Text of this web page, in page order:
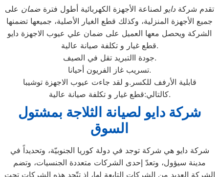
تقدم شركة دايو لصناعة الأجهزة الكهربائية أطول فترة ضمان على
جميع الأجهزة المنزلية، وكذلك قطع الغيار الأصلية، جميعها تضمنها
الشركة ويحصل معها العميل على ضمان علي عيوب الاجهزة دايو
قطع غيار و تكلفة صيانة عالية.
جودة االتبريد تقل في الصيف.
تسريب غاز الفريون أحيانا.
قابلية الأرفف للكسر.و لقد جاءت عيوب الاجهزة توشيبا
كالتالي:قطع غيار و تكلفة صيانة عالية.
شركة دايو لصيانة الثلاجة بمشتول
السوق
شركة دايو هي شركة توجد في دولة كوريا الجنوبيّة، وتحديداً في
مدينة سيؤول، وتعدّ إحدى الشركات متعددة الجنسيات، وتضم
الشركة العديد من الشركات التابعة لها، إذ تتّحد هذه الشركات تحت